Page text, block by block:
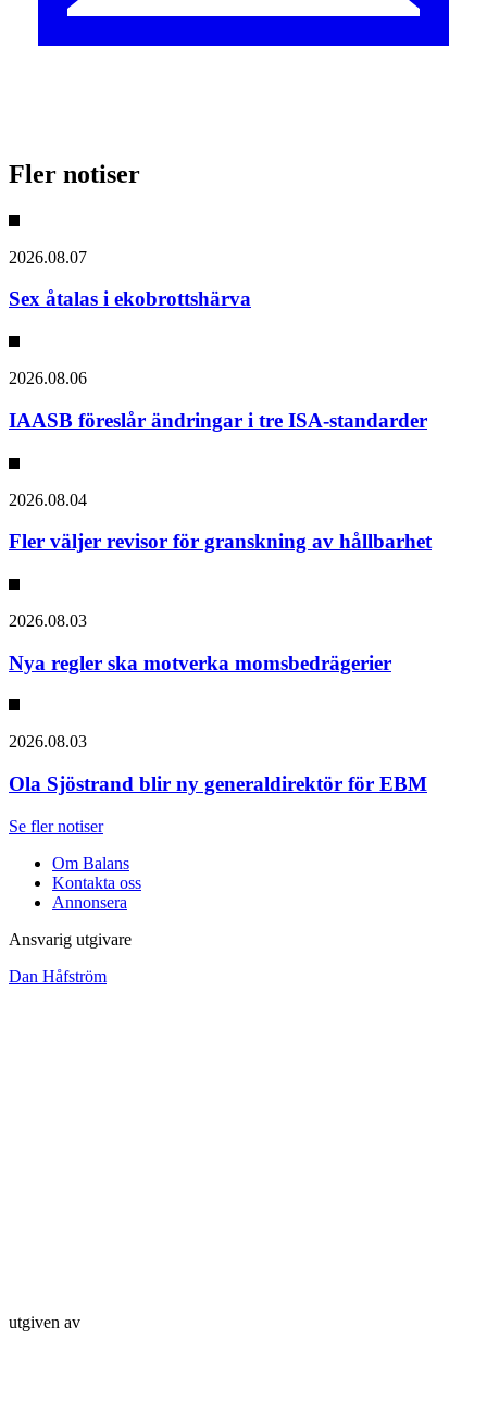
Fler notiser
2026.08.07
Sex åtalas i ekobrottshärva
2026.08.06
IAASB föreslår ändringar i tre ISA-standarder
2026.08.04
Fler väljer revisor för granskning av hållbarhet
2026.08.03
Nya regler ska motverka momsbedrägerier
2026.08.03
Ola Sjöstrand blir ny generaldirektör för EBM
Se fler notiser
Om Balans
Kontakta oss
Annonsera
Ansvarig utgivare
Dan Håfström
utgiven av